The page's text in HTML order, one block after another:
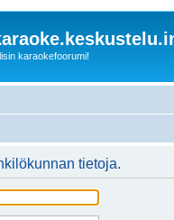
karaokefoorumi!
tietoja.